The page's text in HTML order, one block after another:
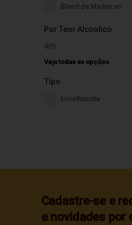
Blend de Madeiras
Por Teor Alcóolico
40%
Veja todas as opções
Tipo
Envelhecida
Cadastre-se e
e novidades por